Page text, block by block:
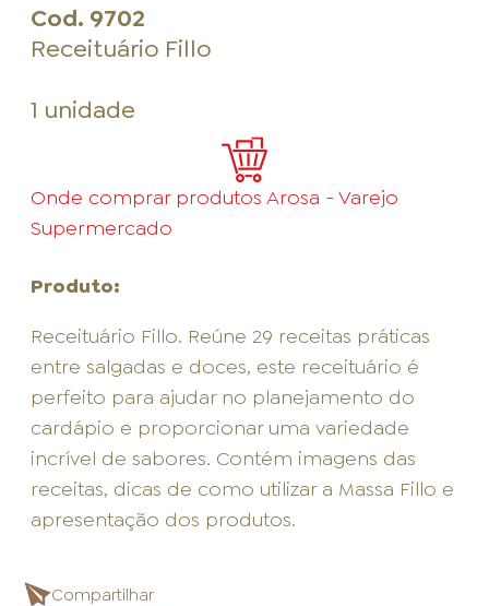
Cod. 9702
Receituário Fillo
1 unidade
Onde comprar produtos Arosa - Varejo
Supermercado
Produto:
Receituário Fillo. Reúne 29 receitas práticas
entre salgadas e doces, este receituário é
perfeito para ajudar no planejamento do
cardápio e proporcionar uma variedade
incrível de sabores. Contém imagens das
receitas, dicas de como utilizar a Massa Fillo e
apresentação dos produtos.
Compartilhar